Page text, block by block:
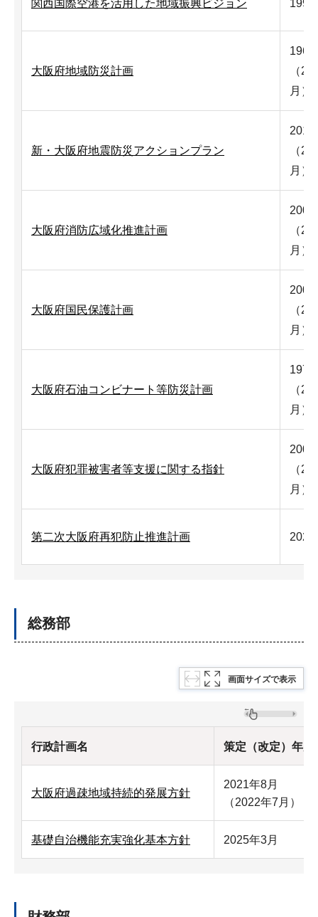
関西国際空港を活用した地域振興ビジョン 1999
大阪府地域防災計画
1964
（
月）
新・大阪府地震防災アクションプラン
2015
（
月）
大阪府消防広域化推進計画
2008
（
月）
大阪府国民保護計画
2006
（
月）
大阪府石油コンビナート等防災計画
1977
（
月）
大阪府犯罪被害者等支援に関する指針
2006
（
月）
第二次大阪府再犯防止推進計画 2024
総務部
画面サイズで表示
行政計画名 策定（改定）年月
大阪府過疎地域持続的発展方針
2021年8月
（2022年7月）
基礎自治機能充実強化基本方針 2025年3月